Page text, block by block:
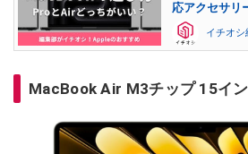
応アクセサリ
イチオシ
MacBook Air M3チップ 15イ